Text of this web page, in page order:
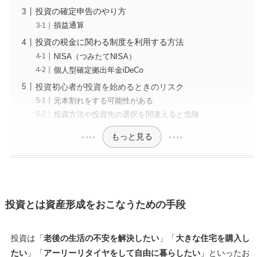
投資の確定申告のやり方
損益通算
投資の税金に関わる制度を利用する方法
NISA（つみたてNISA）
個人型確定拠出年金iDeCo
投資初心者が投資を始めるときのリスク
元本割れをする可能性がある
投資方法や投資先の選択を間違えると危険
もっと見る
投資とは資産形成をおこなうための手段
投資は「老後の生活の不安を解決したい」「大きな住宅を購入し
たい」「アーリーリタイヤをして自由に暮らしたい」といったお